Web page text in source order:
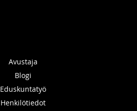
Avustaja
Blogi
Eduskuntatyö
Henkilötiedot